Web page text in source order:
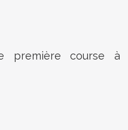
première course à